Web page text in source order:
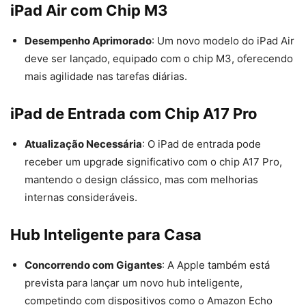
iPad Air com Chip M3
Desempenho Aprimorado: Um novo modelo do iPad Air
deve ser lançado, equipado com o chip M3, oferecendo
mais agilidade nas tarefas diárias.
iPad de Entrada com Chip A17 Pro
Atualização Necessária: O iPad de entrada pode
receber um upgrade significativo com o chip A17 Pro,
mantendo o design clássico, mas com melhorias
internas consideráveis.
Hub Inteligente para Casa
Concorrendo com Gigantes: A Apple também está
prevista para lançar um novo hub inteligente,
competindo com dispositivos como o Amazon Echo